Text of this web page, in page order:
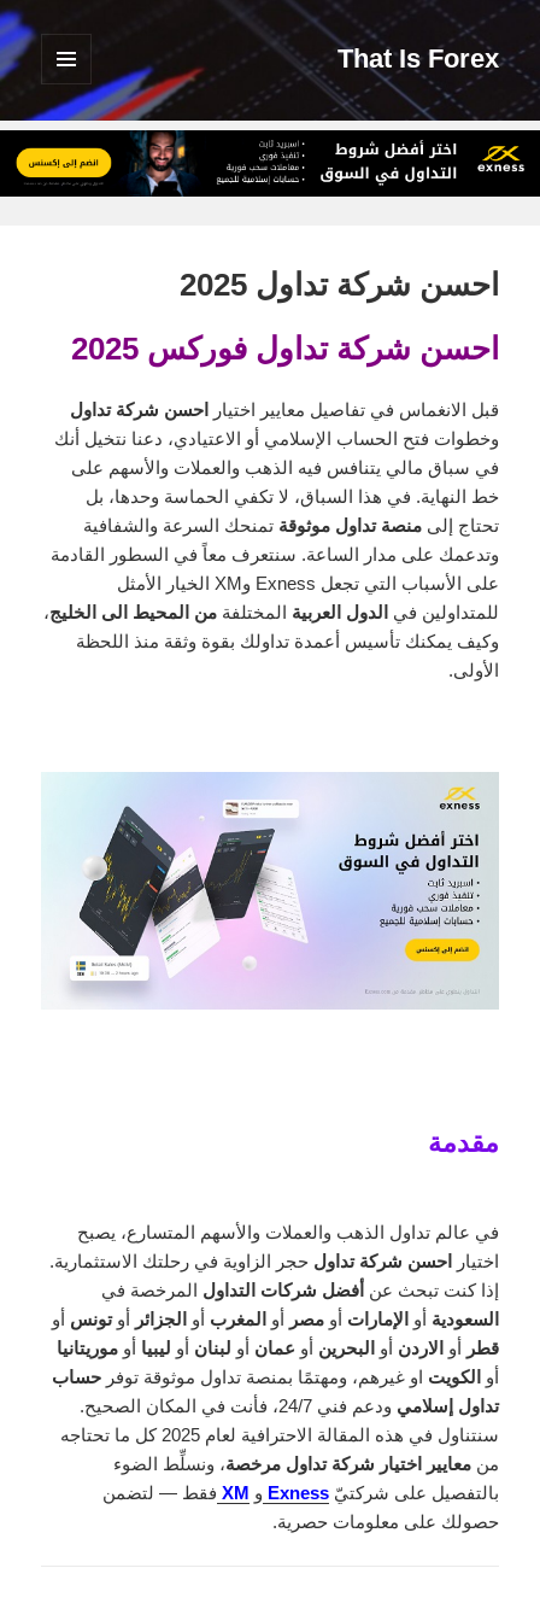
That Is Forex
القائمة
والودجات
احسن شركة تداول 2025
احسن شركة تداول فوركس 2025
قبل الانغماس في تفاصيل معايير اختيار
احسن شركة تداول
وخطوات فتح الحساب الإسلامي أو الاعتيادي، دعنا نتخيل أنك
في سباق مالي يتنافس فيه الذهب والعملات والأسهم على
خط النهاية. في هذا السباق، لا تكفي الحماسة وحدها، بل
تحتاج إلىمنصة تداول موثوقة تمنحك السرعة والشفافية
وتدعمك على مدار الساعة. سنتعرف معاً في السطور القادمة
على الأسباب التي تجعل Exness وXM الخيار الأمثل
للمتداولين في الدول العربية المختلفةمن المحيط الى الخليج،
وكيف يمكنك تأسيس أعمدة تداولك بقوة وثقة منذ اللحظة
الأولى.
مقدمة
في عالم تداول الذهب والعملات والأسهم المتسارع، يصبح
اختيار
احسن شركة تداول حجر الزاوية في رحلتك الاستثمارية.
إذا كنت تبحث عن أفضل شركات التداول المرخصة في
السعودية أو الإمارات أومصر أو المغرب أو الجزائر أوتونس أو
قطر
أو الاردن أو البحرين أو عمان أو لبنان أو ليبيا أوموريتانيا
أو الكويت او غيرهم، ومهتمًا بمنصة تداول موثوقة توفرحساب
تداول إسلامي
ودعم فني 24/7، فأنت في المكان الصحيح.
سنتناول في هذه المقالة الاحترافية لعام 2025 كل ما تحتاجه
منمعايير اختيار شركة تداول مرخصة، ونسلِّط الضوء
بالتفصيل على شركتيّExness و XM فقط — لتضمن
حصولك على معلومات حصرية.